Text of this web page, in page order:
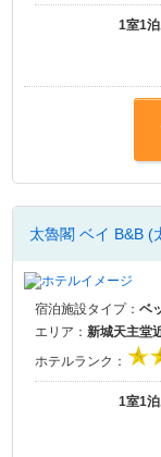
1室1
太魯閣 ベイ B&B (
宿泊施設タイプ：ベ
エリア：新城天主堂
ホテルランク：
1室1